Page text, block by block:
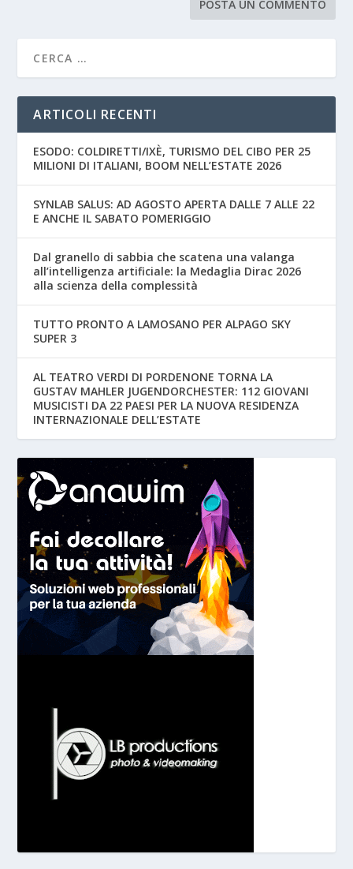
ARTICOLI RECENTI
ESODO: COLDIRETTI/IXÈ, TURISMO DEL CIBO PER 25
MILIONI DI ITALIANI, BOOM NELL’ESTATE 2026
SYNLAB SALUS: AD AGOSTO APERTA DALLE 7 ALLE 22
E ANCHE IL SABATO POMERIGGIO
Dal granello di sabbia che scatena una valanga
all’intelligenza artificiale: la Medaglia Dirac 2026
alla scienza della complessità
TUTTO PRONTO A LAMOSANO PER ALPAGO SKY
SUPER 3
AL TEATRO VERDI DI PORDENONE TORNA LA
GUSTAV MAHLER JUGENDORCHESTER: 112 GIOVANI
MUSICISTI DA 22 PAESI PER LA NUOVA RESIDENZA
INTERNAZIONALE DELL’ESTATE